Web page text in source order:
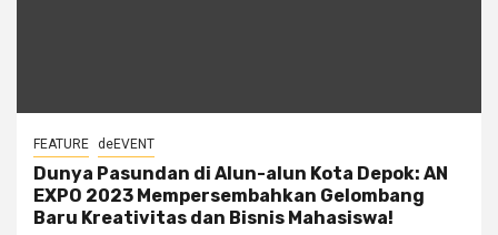
FEATURE deEVENT
Dunya Pasundan di Alun-alun Kota Depok: AN
EXPO 2023 Mempersembahkan Gelombang
Baru Kreativitas dan Bisnis Mahasiswa!